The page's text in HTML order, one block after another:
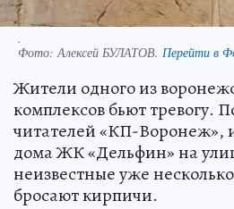
.
Фото:Алексей БУЛАТОВ. Перейти в
Жители одного из
комплексов бьют тревогу.
читателей «КП-Воронеж»,
дома ЖК «Дельфин» на
неизвестные уже
бросают кирпичи.